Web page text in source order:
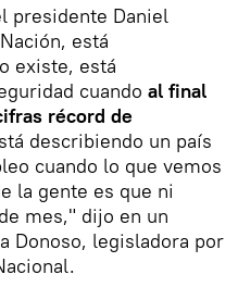
presidente Daniel
está
existe, está
cuando al final
récord de
describiendo un país
cuando lo que vemos
la gente es que ni
mes," dijo en un
Donoso, legisladora por